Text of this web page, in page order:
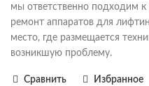
мы ответственно подходим
ремонт аппаратов для
место, где размещается
возникшую проблему.
Сравнить Избранное